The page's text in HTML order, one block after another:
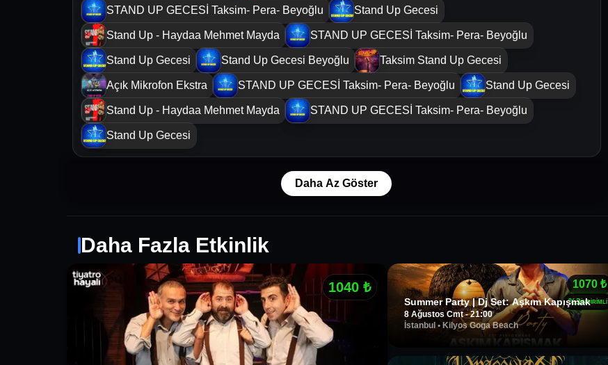
STAND UP GECESİ Taksim- Pera- Beyoğlu Stand Up Gecesi
Stand Up - Haydaa Mehmet Mayda STAND UP GECESİ Taksim- Pera- Beyoğlu
Stand Up Gecesi Stand Up Gecesi Beyoğlu Taksim Stand Up Gecesi
Açık Mikrofon Ekstra STAND UP GECESİ Taksim- Pera- Beyoğlu Stand Up Gecesi
Stand Up - Haydaa Mehmet Mayda STAND UP GECESİ Taksim- Pera- Beyoğlu
Stand Up Gecesi
Daha Az Göster
Daha Fazla Etkinlik
1040₺ 1070 ₺
%3İNDİRİMLİ
Summer Party | Dj Set: Aşkım Kapışmak
8 Ağustos Cmt - 21:00
İstanbul • Kilyos Goga Beach